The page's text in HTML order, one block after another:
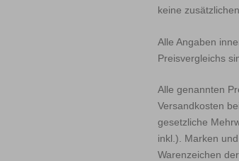
keine
Alle Angaben
Preisvergleichs
Alle genannten
Versandkosten
gesetzliche
inkl.). Marken
Warenzeichen